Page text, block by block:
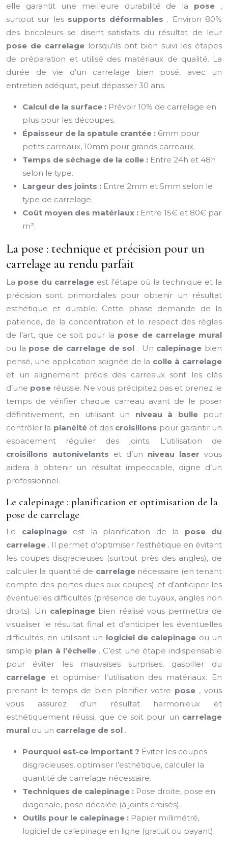
elle garantit une meilleure durabilité de la pose ,
surtout sur les supports déformables . Environ 80%
des bricoleurs se disent satisfaits du résultat de leur
pose de carrelage lorsqu’ils ont bien suivi les étapes
de préparation et utilisé des matériaux de qualité. La
durée de vie d’un carrelage bien posé, avec un
entretien adéquat, peut dépasser 30 ans.
Calcul de la surface : Prévoir 10% de carrelage en
plus pour les découpes.
Épaisseur de la spatule crantée : 6mm pour
petits carreaux, 10mm pour grands carreaux.
Temps de séchage de la colle : Entre 24h et 48h
selon le type.
Largeur des joints : Entre 2mm et 5mm selon le
type de carrelage.
Coût moyen des matériaux : Entre 15€ et 80€ par
m².
La pose : technique et précision pour un
carrelage au rendu parfait
La pose du carrelage est l’étape où la technique et la
précision sont primordiales pour obtenir un résultat
esthétique et durable. Cette phase demande de la
patience, de la concentration et le respect des règles
de l’art, que ce soit pour la pose de carrelage mural
ou la pose de carrelage de sol . Un calepinage bien
pensé, une application soignée de la colle à carrelage
et un alignement précis des carreaux sont les clés
d’une pose réussie. Ne vous précipitez pas et prenez le
temps de vérifier chaque carreau avant de le poser
définitivement, en utilisant un niveau à bulle pour
contrôler la planéité et des croisillons pour garantir un
espacement régulier des joints. L’utilisation de
croisillons autonivelants et d’un niveau laser vous
aidera à obtenir un résultat impeccable, digne d’un
professionnel.
Le calepinage : planification et optimisation de la
pose de carrelage
Le calepinage est la planification de la pose du
carrelage . Il permet d’optimiser l’esthétique en évitant
les coupes disgracieuses (surtout près des angles), de
calculer la quantité de carrelage nécessaire (en tenant
compte des pertes dues aux coupes) et d’anticiper les
éventuelles difficultés (présence de tuyaux, angles non
droits). Un calepinage bien réalisé vous permettra de
visualiser le résultat final et d’anticiper les éventuelles
difficultés, en utilisant un logiciel de calepinage ou un
simple plan à l’échelle . C’est une étape indispensable
pour éviter les mauvaises surprises, gaspiller du
carrelage et optimiser l’utilisation des matériaux. En
prenant le temps de bien planifier votre pose , vous
vous assurez d’un résultat harmonieux et
esthétiquement réussi, que ce soit pour un carrelage
mural ou un carrelage de sol .
Pourquoi est-ce important ? Éviter les coupes
disgracieuses, optimiser l’esthétique, calculer la
quantité de carrelage nécessaire.
Techniques de calepinage : Pose droite, pose en
diagonale, pose décalée (à joints croisés).
Outils pour le calepinage : Papier millimétré,
logiciel de calepinage en ligne (gratuit ou payant).